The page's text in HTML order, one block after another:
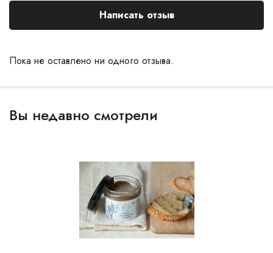
Пока не оставлено ни одного отзыва.
Написать отзыв
Вы недавно смотрели